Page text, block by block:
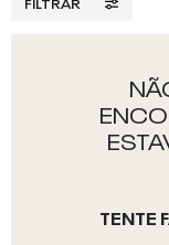
TENTE